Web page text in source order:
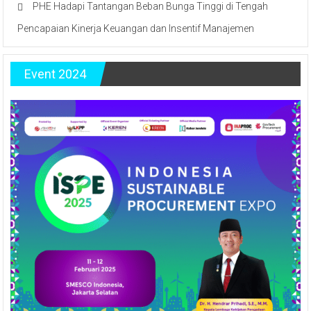
PHE Hadapi Tantangan Beban Bunga Tinggi di Tengah
Pencapaian Kinerja Keuangan dan Insentif Manajemen
Event 2024